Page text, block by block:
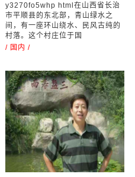
山西省长治市平顺县阳高乡
奥治村：打造绿水青山间的
古色特色村
https: v qq com x page
y3270fo5whp html在山西省长治
市平顺县的东北部，青山绿水之
间，有一座环山绕水、民风古纯的